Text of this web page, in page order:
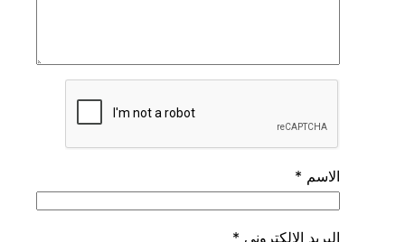
الاسم*
البريد الإلكتروني*